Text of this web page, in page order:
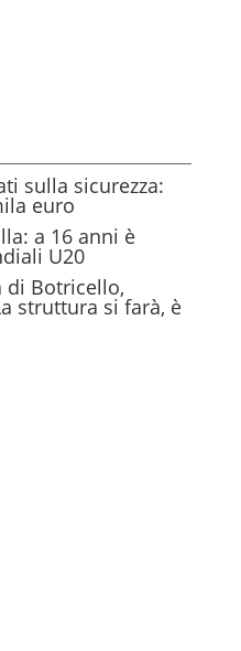
sulla sicurezza:
euro
a 16 anni è
U20
di Botricello,
struttura si farà, è